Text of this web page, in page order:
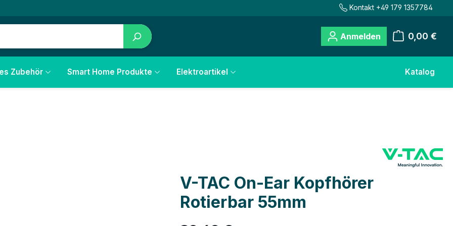
Kontakt +49 179 1357784
Anmelden 0,00 €
Zubehör Smart Home Produkte Elektroartikel Katalog
V-TAC On-Ear Kopfhörer
Rotierbar 55mm